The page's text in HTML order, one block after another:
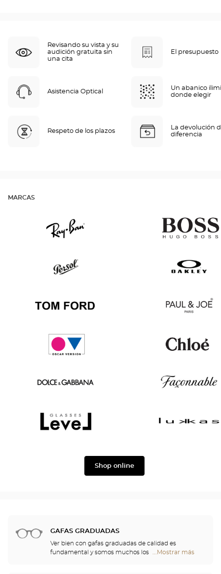
Revisando su vista y su
audición gratuita sin
una cita
El presupuesto
Asistencia Optical
Un abanico
donde elegir
Respeto de los plazos
La devolución
diferencia
MARCAS
Shop online
GAFAS GRADUADAS
Ver bien con gafas graduadas de calidad es
fundamental y somos muchos los que...Mostrar más
tiendas